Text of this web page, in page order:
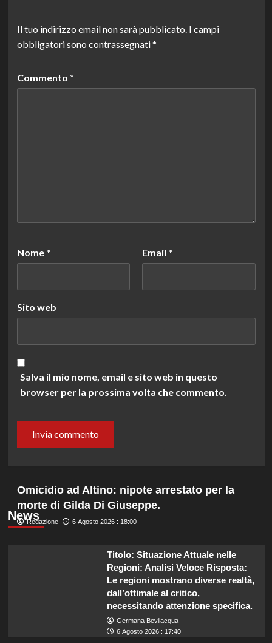
Il tuo indirizzo email non sarà pubblicato. I campi
obbligatori sono contrassegnati*
Commento *
Nome * Email *
Sito web
Salva il mio nome, email e sito web in questo
browser per la prossima volta che commento.
News
Omicidio ad Altino: nipote arrestato per la
morte di Gilda Di Giuseppe.
Redazione 6 Agosto 2026 : 18:00
Titolo: Situazione Attuale nelle
Regioni: Analisi Veloce Risposta:
Le regioni mostrano diverse realtà,
dall’ottimale al critico,
necessitando attenzione specifica.
Germana Bevilacqua
6 Agosto 2026 : 17:40